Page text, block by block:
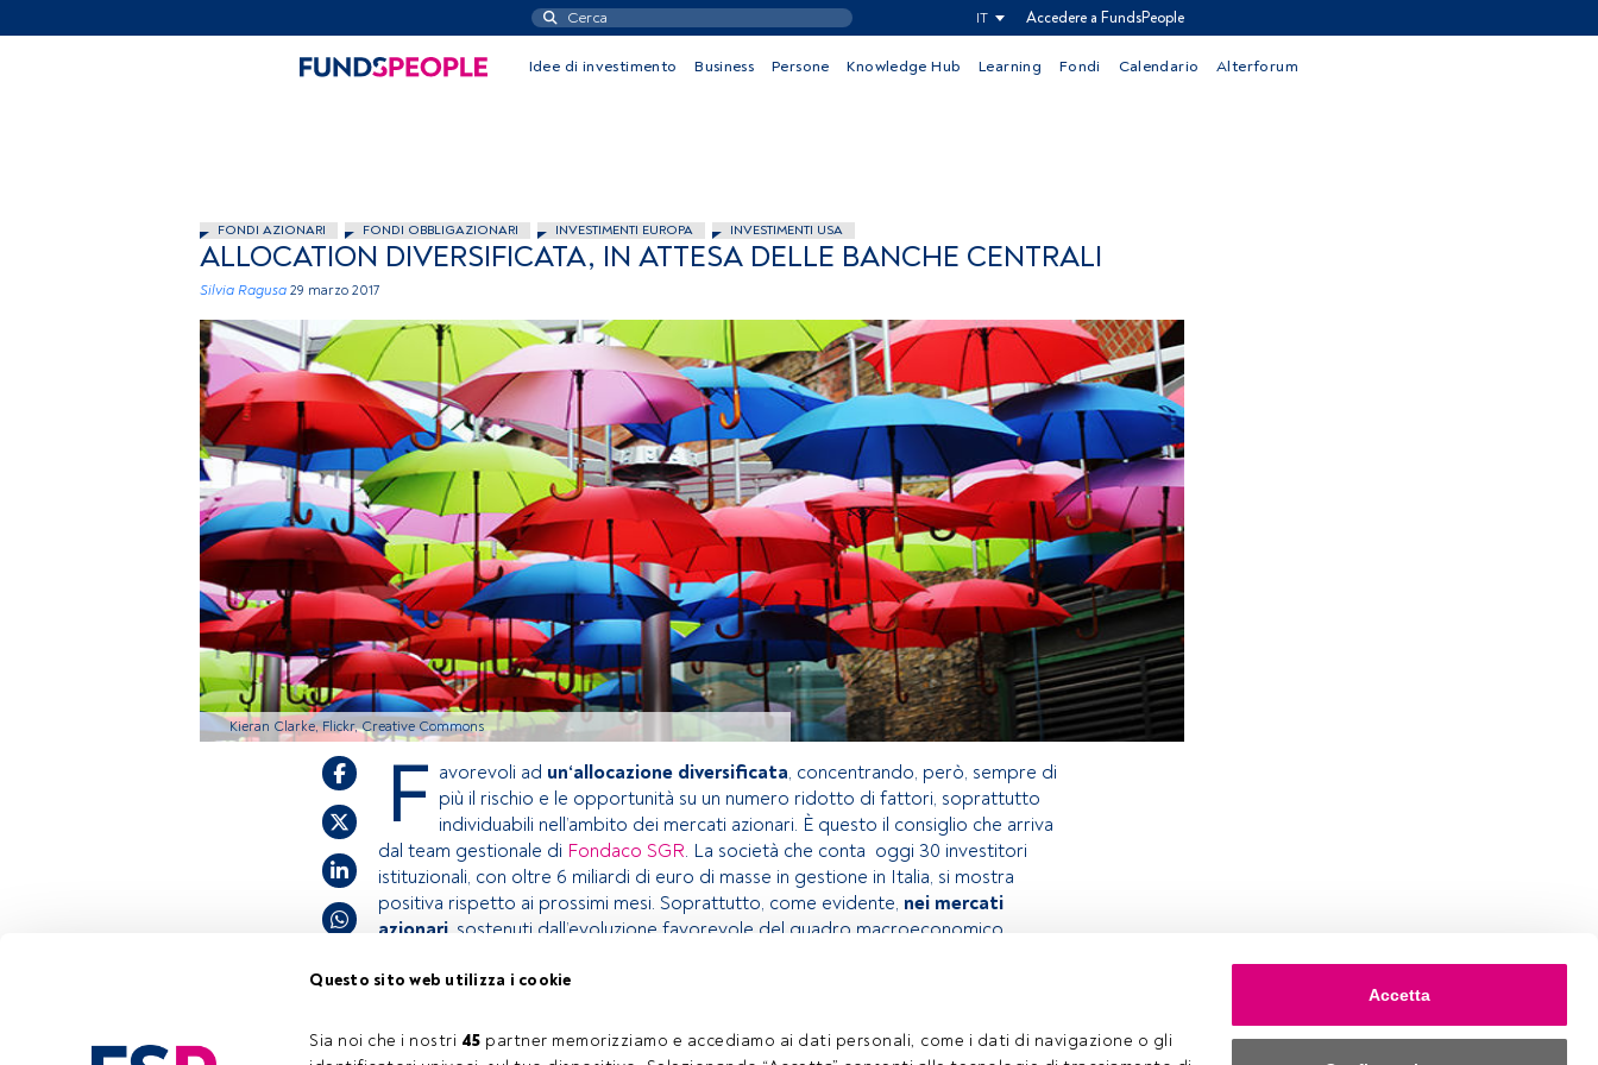
Questo sito web utilizza i cookie
Sia noi che i nostri 45 partner memorizziamo e accediamo ai dati personali, come i dati di navigazione o gli
Accetta
IT Accedere a FundsPeople
Idee di investimento Business Persone Knowledge Hub Learning Fondi Calendario Alterforum
FONDI AZIONARI FONDI OBBLIGAZIONARI INVESTIMENTI EUROPA INVESTIMENTI USA
ALLOCATION DIVERSIFICATA, IN ATTESA DELLE BANCHE CENTRALI
Silvia Ragusa 29 marzo 2017
Kieran Clarke, Flickr, Creative Commons
Tempo di lettura: 2 min.
F avorevoli ad un‘allocazione diversificata, concentrando, però, sempre di
più il rischio e le opportunità su un numero ridotto di fattori, soprattutto
individuabili nell’ambito dei mercati azionari. È questo il consiglio che arriva
dal team gestionale di Fondaco SGR. La società che conta oggi 30 investitori
istituzionali, con oltre 6 miliardi di euro di masse in gestione in Italia, si mostra
positiva rispetto ai prossimi mesi. Soprattutto, come evidente, nei mercati
azionari , sostenuti dall’evoluzione favorevole del quadro macroeconomico.
accedi tramite il pulsante Login. Se non hai ancora un account, ti invitiamo a